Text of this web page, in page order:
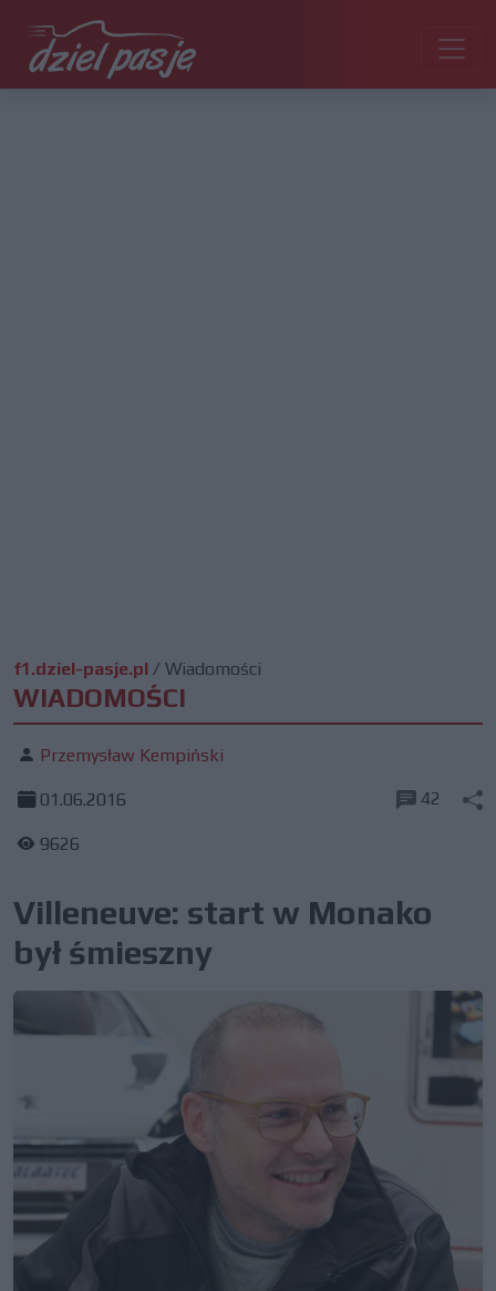
f1.dziel-pasje.pl / Wiadomości
WIADOMOŚCI
Przemysław Kempiński
01.06.2016
9626
42
Villeneuve: start w Monako
był śmieszny